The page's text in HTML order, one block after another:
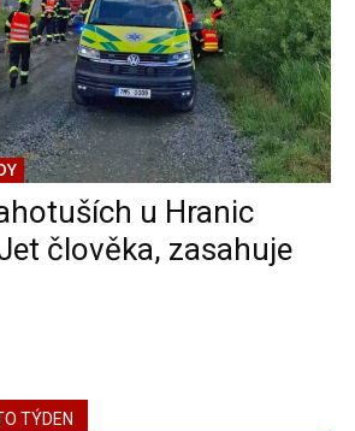
u Hranic
člověka, zasahuje
TÝDEN